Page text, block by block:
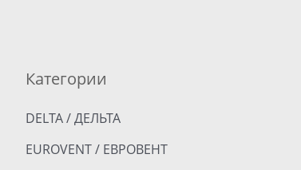
Категории
DELTA / ДЕЛЬТА
EUROVENT / ЕВРОВЕНТ